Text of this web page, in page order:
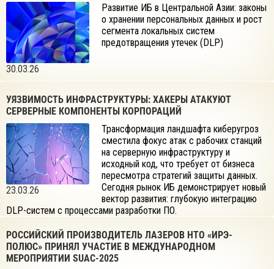
30.03.26
Развитие ИБ в Центральной Азии: законы
о хранении персональных данных и рост
сегмента локальных систем
предотвращения утечек (DLP)
УЯЗВИМОСТЬ ИНФРАСТРУКТУРЫ: ХАКЕРЫ АТАКУЮТ
СЕРВЕРНЫЕ КОМПОНЕНТЫ КОРПОРАЦИЙ
23.03.26
Трансформация ландшафта киберугроз
сместила фокус атак с рабочих станций
на серверную инфраструктуру и
исходный код, что требует от бизнеса
пересмотра стратегий защиты данных.
Сегодня рынок ИБ демонстрирует новый
вектор развития: глубокую интеграцию
DLP-систем с процессами разработки ПО.
РОССИЙСКИЙ ПРОИЗВОДИТЕЛЬ ЛАЗЕРОВ НТО «ИРЭ-
ПОЛЮС» ПРИНЯЛ УЧАСТИЕ В МЕЖДУНАРОДНОМ
МЕРОПРИЯТИИ SUAC-2025